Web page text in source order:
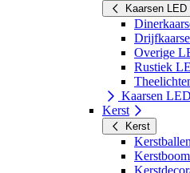
Kaarsen LED
Overige
Rustiek
Kaarsen LED
Kerst
Kerst
Kerstboom